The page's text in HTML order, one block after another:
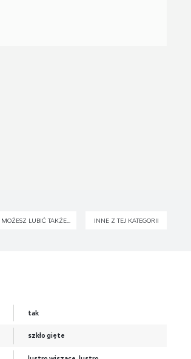
MOŻESZ LUBIĆ TAKŻE... INNE Z TEJ KATEGORII
tak
szkło gięte